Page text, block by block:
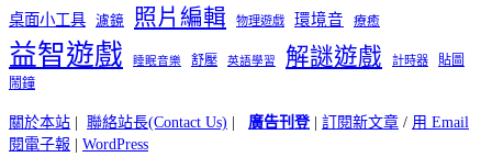
桌面小工具 濾鏡 照片編輯 物理遊戲 環境音 療癒
益智遊戲 睡眠音樂 舒壓 英語學習 解謎遊戲 計時器
貼圖
鬧鐘
關於本站 | 聯絡站長(Contact Us) | 廣告刊登| 訂閱新文章 / 用 Email
閱電子報 | WordPress